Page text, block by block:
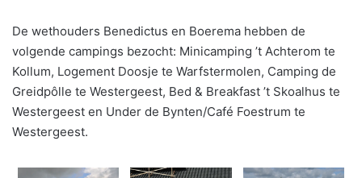
De wethouders Benedictus en Boerema hebben de
volgende campings bezocht: Minicamping ’t Achterom te
Kollum, Logement Doosje te Warfstermolen, Camping de
Greidpôlle te Westergeest, Bed & Breakfast ’t Skoalhus te
Westergeest en Under de Bynten/Café Foestrum te
Westergeest.